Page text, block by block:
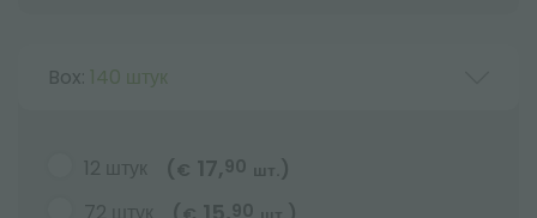
Box: 140 штук
12 штук ( € 17, 90 шт. )
90